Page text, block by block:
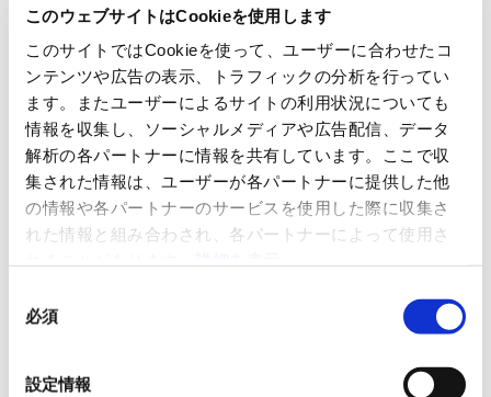
このウェブサイトはCookieを使用します
このサイトではCookieを使って、ユーザーに合わせたコ
ンテンツや広告の表示、トラフィックの分析を行ってい
ます。またユーザーによるサイトの利用状況についても
情報を収集し、ソーシャルメディアや広告配信、データ
解析の各パートナーに情報を共有しています。ここで収
集された情報は、ユーザーが各パートナーに提供した他
の情報や各パートナーのサービスを使用した際に収集さ
れた情報と組み合わされ、各パートナーによって使用さ
必須
設定情報
詳細情報
詳細情報
詳細情報